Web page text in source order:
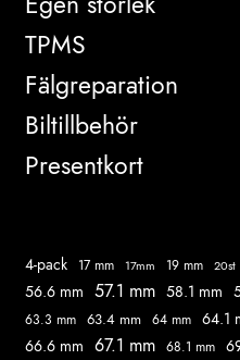
TPMS
Fälgreparation
Biltillbehör
Presentkort
4-pack 17 mm 17mm 19 mm 20st
56.6 mm 57.1 mm 58.1 mm
63.3 mm 63.4 mm 64 mm 64.1
66.6 mm 67.1 mm 68.1 mm